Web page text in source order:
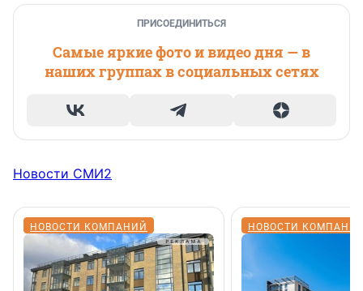
ПРИСОЕДИНИТЬСЯ
Самые яркие фото и видео дня — в
наших группах в социальных сетях
Новости СМИ2
НОВОСТИ КОМПАНИЙ НОВОСТИ